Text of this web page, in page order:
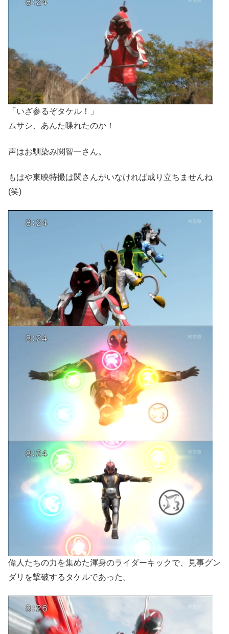
「いざ参るぞタケル！」
ムサシ、あんた喋れたのか！
声はお馴染み関智一さん。
もはや東映特撮は関さんがいなければ成り立ちませんね
(笑)
偉人たちの力を集めた渾身のライダーキックで、見事グン
ダリを撃破するタケルであった。